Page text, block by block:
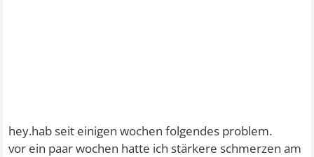
hey.hab seit einigen wochen folgendes problem.
vor ein paar wochen hatte ich stärkere schmerzen am